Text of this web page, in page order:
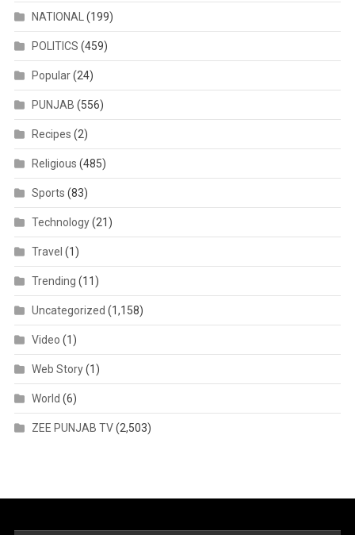
NATIONAL(199)
POLITICS (459)
Popular(24)
PUNJAB (556)
Recipes (2)
Religious (485)
Sports (83)
Technology(21)
Travel (1)
Trending (11)
Uncategorized (1,158)
Video (1)
Web Story(1)
World (6)
ZEE PUNJAB TV(2,503)